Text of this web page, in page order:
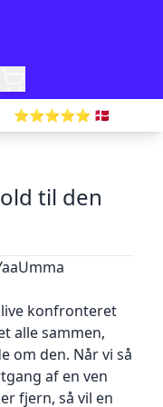
⭐️⭐️⭐️⭐️⭐️ 🇩🇰
til den
konfronteret
alle sammen,
om den. Når vi så
af en ven
fjern, så vil en
for fysiske varer
finder
på
ApS